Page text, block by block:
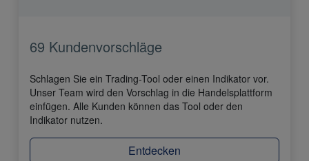
69 Kundenvorschläge
Schlagen Sie ein Trading-Tool oder einen Indikator vor.
Unser Team wird den Vorschlag in die Handelsplattform
einfügen. Alle Kunden können das Tool oder den
Indikator nutzen.
Entdecken